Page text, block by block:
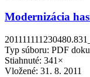
Modernizácia
Typ súboru: PDF
Stiahnuté: 341×
Vložené: 31. 8. 2011